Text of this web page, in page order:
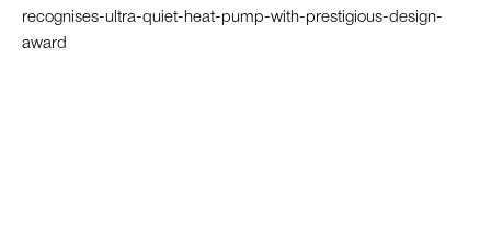
recognises-ultra-quiet-heat-pump-with-prestigious-design-
award